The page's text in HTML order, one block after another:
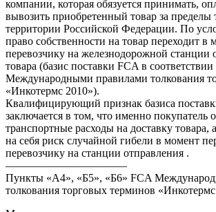
компании, которая обязуется принимать,
вывозить приобретенный товар за
территории Российской Федерации. По
право собственности на товар переходит в
перевозчику на железнодорожной станции
товара (базис поставки FCA в соответствии
Международными правилами толкования
«Инкотермс 2010»).
Квалифицирующий признак базиса
заключается в том, что именно покупатель
транспортные расходы на доставку товара,
на себя риск случайной гибели в момент
перевозчику на станции отправления .
———————————
Пункты «А4», «Б5», «Б6» FCA
толкования торговых терминов